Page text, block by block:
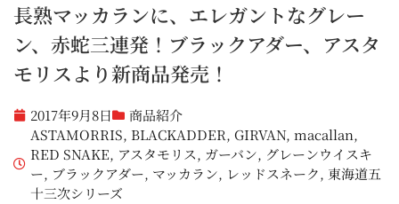
長熟マッカランに、エレガントなグレー
ン、赤蛇三連発！ブラックアダー、アスタ
モリスより新商品発売！
2017年9月8日
商品紹介
ASTAMORRIS, BLACKADDER, GIRVAN, macallan,
RED SNAKE, アスタモリス, ガーバン, グレーンウイスキ
ー, ブラックアダー, マッカラン, レッドスネーク, 東海道五
十三次シリーズ